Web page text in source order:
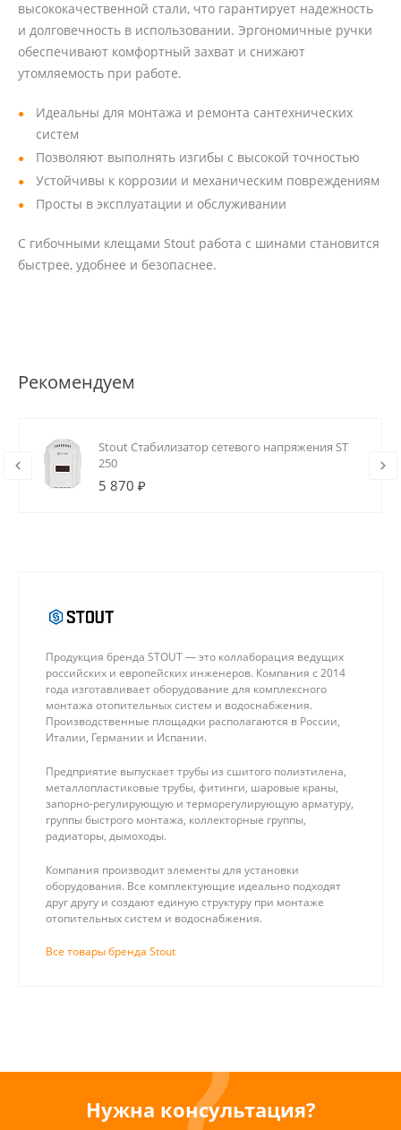
высококачественной стали, что гарантирует надежность
и долговечность в использовании. Эргономичные ручки
обеспечивают комфортный захват и снижают
утомляемость при работе.
Идеальны для монтажа и ремонта сантехнических
систем
Позволяют выполнять изгибы с высокой точностью
Устойчивы к коррозии и механическим повреждениям
Просты в эксплуатации и обслуживании
С гибочными клещами Stout работа с шинами становится
быстрее, удобнее и безопаснее.
Рекомендуем
Stout Стабилизатор сетевого напряжения ST
250
5 870 ₽
Продукция бренда STOUT — это коллаборация ведущих
российских и европейских инженеров. Компания с 2014
года изготавливает оборудование для комплексного
монтажа отопительных систем и водоснабжения.
Производственные площадки располагаются в России,
Италии, Германии и Испании.
Предприятие выпускает трубы из сшитого полиэтилена,
металлопластиковые трубы, фитинги, шаровые краны,
запорно-регулирующую и терморегулирующую арматуру,
группы быстрого монтажа, коллекторные группы,
радиаторы, дымоходы.
Компания производит элементы для установки
оборудования. Все комплектующие идеально подходят
друг другу и создают единую структуру при монтаже
отопительных систем и водоснабжения.
Все товары бренда Stout
Нужна консультация?